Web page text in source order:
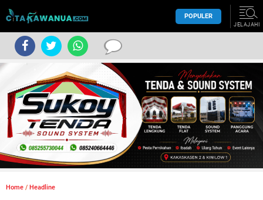
POPULER
JELAJAHI
Home / Headline